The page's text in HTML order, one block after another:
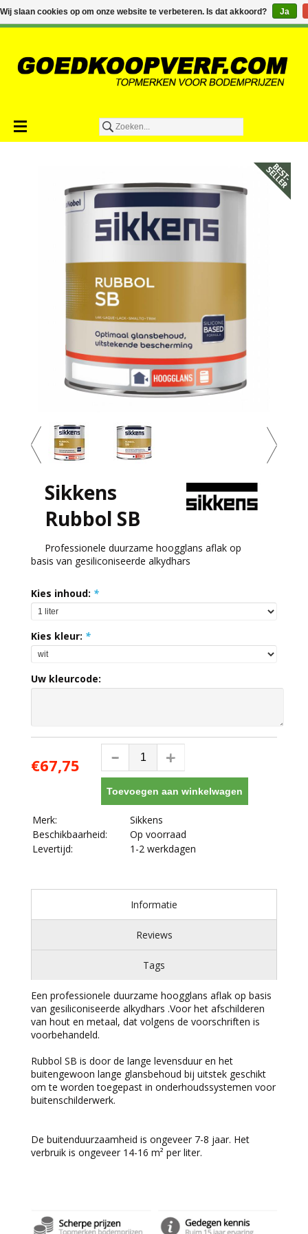
€0,00
Sikkens
Rubbol SB
Professionele duurzame hoogglans aflak op
basis van gesiliconiseerde alkydhars
Kies inhoud: *
Kies kleur: *
Uw kleurcode:
€67,75
Toevoegen aan winkelwagen
Toevoegen aan winkelwagen
Merk:
Sikkens
Beschikbaarheid:
Op voorraad
Levertijd:
1-2 werkdagen
Informatie
Reviews
Tags
Een professionele duurzame hoogglans aflak op basis
van gesiliconiseerde alkydhars .Voor het afschilderen
van hout en metaal, dat volgens de voorschriften is
voorbehandeld.
Rubbol SB is door de lange levensduur en het
buitengewoon lange glansbehoud bij uitstek geschikt
om te worden toegepast in onderhoudssystemen voor
buitenschilderwerk.
De buitenduurzaamheid is ongeveer 7-8 jaar. Het
verbruik is ongeveer 14-16 m² per liter.
Wij slaan cookies op om onze website te verbeteren. Is dat akkoord? Ja